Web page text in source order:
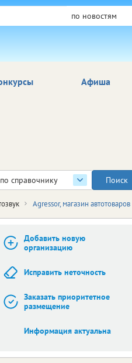
по новостям
Афиша
по справочнику
Agressor, магазин автотоваров
Добавить новую
организацию
Исправить неточность
Заказать приоритетное
размещение
Информация актуальна